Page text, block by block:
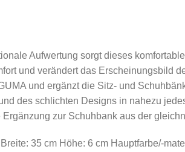
Aufwertung sorgt dieses
und verändert das Erscheinungsbild
und ergänzt die Sitz- und
des schlichten Designs in nahezu
zur Schuhbank aus der
35 cm Höhe: 6 cm Hauptfarbe/-